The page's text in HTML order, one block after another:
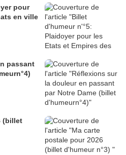
pour
en ville
passant
(billet